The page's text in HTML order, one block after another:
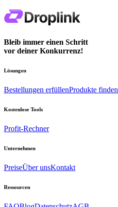
Bleib immer einen Schritt
vor deiner Konkurrenz!
Lösungen
Bestellungen erfüllenProdukte finden
Kostenlose Tools
Profit-Rechner
Unternehmen
PreiseÜber unsKontakt
Ressourcen